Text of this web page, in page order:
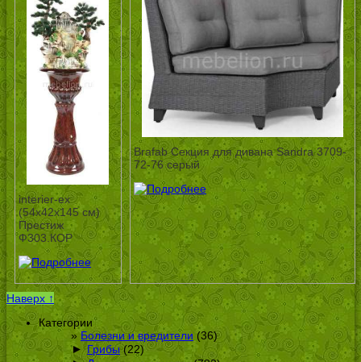
interier-ex
(54х42х145 см)
Престиж
Ф303.КОР
Brafab Секция для дивана Sandra 3709-
72-76 серый
Наверх ↑
Категории
Болезни и вредители (36)
► Грибы(22)